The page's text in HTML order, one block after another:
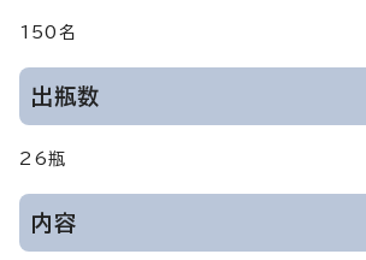
150名
出瓶数
26瓶
内容